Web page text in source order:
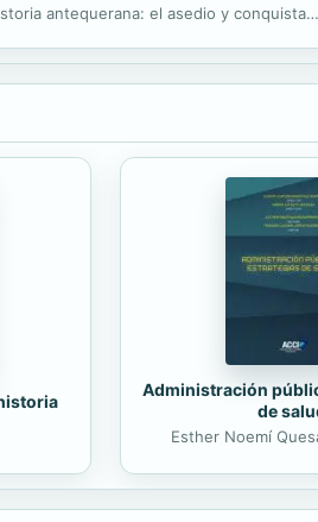
antequerana: el asedio y conquista
Administración
de
Esther Noemí